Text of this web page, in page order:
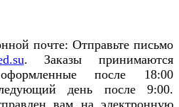
почте: Отправьте письмо
. Заказы принимаются
после 18:00
день после 9:00.
вам на электронную